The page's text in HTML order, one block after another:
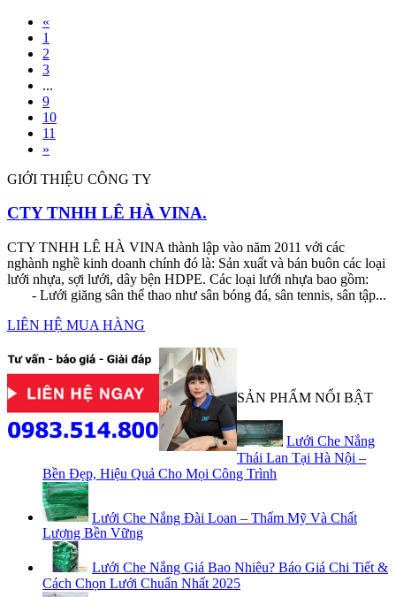
«
1
2
3
...
9
10
11
»
GIỚI THIỆU CÔNG TY
CTY TNHH LÊ HÀ VINA.
CTY TNHH LÊ HÀ VINA thành lập vào năm 2011 với các
nghành nghề kinh doanh chính đó là: Sản xuất và bán buôn các loại
lưới nhựa, sợi lưới, dây bện HDPE. Các loại lưới nhựa bao gồm:
- Lưới giăng sân thể thao như sân bóng đá, sân tennis, sân tập...
LIÊN HỆ MUA HÀNG
SẢN PHẨM NỔI BẬT
Lưới Che Nắng
Thái Lan Tại Hà Nội –
Bền Đẹp, Hiệu Quả Cho Mọi Công Trình
Lưới Che Nắng Đài Loan – Thẩm Mỹ Và Chất
Lượng Bền Vững
Lưới Che Nắng Giá Bao Nhiêu? Báo Giá Chi Tiết &
Cách Chọn Lưới Chuẩn Nhất 2025